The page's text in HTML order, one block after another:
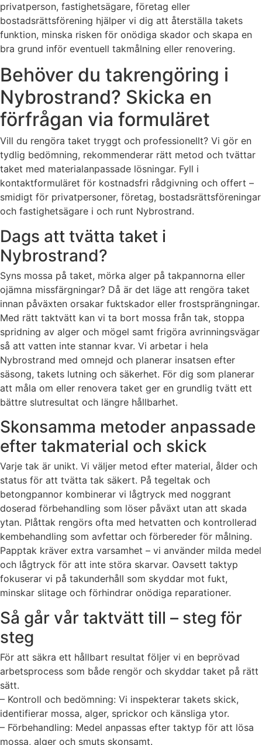
privatperson, fastighetsägare, företag eller
bostadsrättsförening hjälper vi dig att återställa takets
funktion, minska risken för onödiga skador och skapa en
bra grund inför eventuell takmålning eller renovering.
Behöver du takrengöring i
Nybrostrand? Skicka en
förfrågan via formuläret
Vill du rengöra taket tryggt och professionellt? Vi gör en
tydlig bedömning, rekommenderar rätt metod och tvättar
taket med materialanpassade lösningar. Fyll i
kontaktformuläret för kostnadsfri rådgivning och offert –
smidigt för privatpersoner, företag, bostadsrättsföreningar
och fastighetsägare i och runt Nybrostrand.
Dags att tvätta taket i
Nybrostrand?
Syns mossa på taket, mörka alger på takpannorna eller
ojämna missfärgningar? Då är det läge att rengöra taket
innan påväxten orsakar fuktskador eller frostsprängningar.
Med rätt taktvätt kan vi ta bort mossa från tak, stoppa
spridning av alger och mögel samt frigöra avrinningsvägar
så att vatten inte stannar kvar. Vi arbetar i hela
Nybrostrand med omnejd och planerar insatsen efter
säsong, takets lutning och säkerhet. För dig som planerar
att måla om eller renovera taket ger en grundlig tvätt ett
bättre slutresultat och längre hållbarhet.
Skonsamma metoder anpassade
efter takmaterial och skick
Varje tak är unikt. Vi väljer metod efter material, ålder och
status för att tvätta tak säkert. På tegeltak och
betongpannor kombinerar vi lågtryck med noggrant
doserad förbehandling som löser påväxt utan att skada
ytan. Plåttak rengörs ofta med hetvatten och kontrollerad
kembehandling som avfettar och förbereder för målning.
Papptak kräver extra varsamhet – vi använder milda medel
och lågtryck för att inte störa skarvar. Oavsett taktyp
fokuserar vi på takunderhåll som skyddar mot fukt,
minskar slitage och förhindrar onödiga reparationer.
Så går vår taktvätt till – steg för
steg
För att säkra ett hållbart resultat följer vi en beprövad
arbetsprocess som både rengör och skyddar taket på rätt
sätt.
– Kontroll och bedömning: Vi inspekterar takets skick,
identifierar mossa, alger, sprickor och känsliga ytor.
– Förbehandling: Medel anpassas efter taktyp för att lösa
mossa, alger och smuts skonsamt.